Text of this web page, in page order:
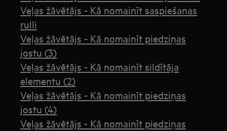
Veļas žāvētājs - Kā nomainīt saspiešanas
rulli
Veļas žāvētājs - Kā nomainīt piedziņas
jostu (3)
Veļas žāvētājs - Kā nomainīt sildītāja
elementu (2)
Veļas žāvētājs - Kā nomainīt piedziņas
jostu (4)
Veļas žāvētājs - Kā nomainīt piedziņas